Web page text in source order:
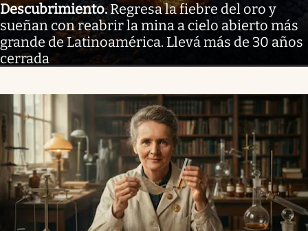
Descubrimiento.Regresa la fiebre del oro y
sueñan con reabrir la mina a cielo abierto más
grande de Latinoamérica. Llevá más de 30 años
cerrada